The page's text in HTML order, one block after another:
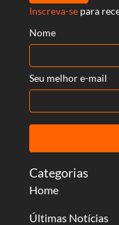
Categorias
Home
Últimas Notícias
Inscreva-se para
Nome
Seu melhor e-mail